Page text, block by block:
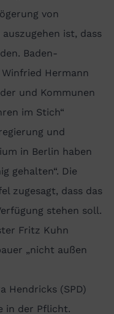
von
ist, dass
Baden-
Hermann
und Kommunen
im Stich“
und
in Berlin haben
gehalten“. Die
zugesagt, dass das
stehen soll.
Fritz Kuhn
„nicht außen
Hendricks (SPD)
in der Pflicht.